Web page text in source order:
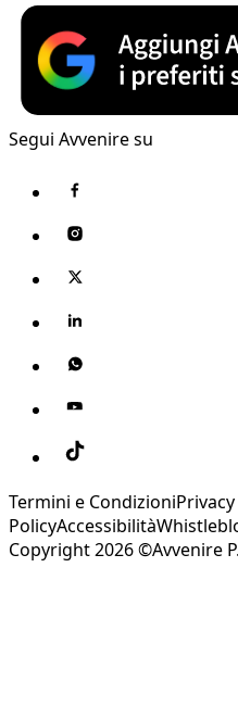
Segui Avvenire su
Termini e Condizioni
PolicyAccessibilità
Copyright 2026 ©Avvenire